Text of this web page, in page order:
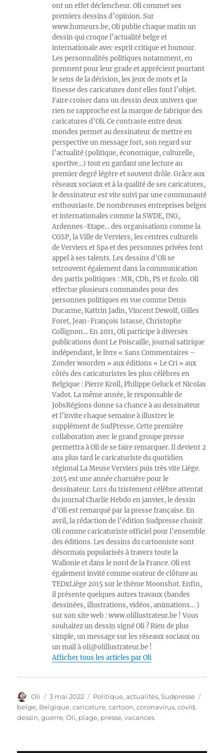
ont un effet déclencheur. Oli commet ses
premiers dessins d’opinion. Sur
www.humeurs.be, Oli publie chaque matin un
dessin qui croque l’actualité belge et
internationale avec esprit critique et humour.
Les personnalités politiques notamment, en
prennent pour leur grade et apprécient pourtant
le sens de la dérision, les jeux de mots et la
finesse des caricatures dont elles font l’objet.
Faire croiser dans un dessin deux univers que
rien ne rapproche est la marque de fabrique des
caricatures d’Oli. Ce contraste entre deux
mondes permet au dessinateur de mettre en
perspective un message fort, son regard sur
l’actualité (politique, économique, culturelle,
sportive…) tout en gardant une lecture au
premier degré légère et souvent drôle. Grâce aux
réseaux sociaux et à la qualité de ses caricatures,
le dessinateur est vite suivi par une communauté
enthousiaste. De nombreuses entreprises belges
et internationales comme la SWDE, ING,
Ardennes-Etape… des organisations comme la
CGSP, la Ville de Verviers, les centres culturels
de Verviers et Spa et des personnes privées font
appel à ses talents. Les dessins d’Oli se
retrouvent également dans la communication
des partis politiques : MR, CDh, PS et Ecolo. Oli
effectue plusieurs commandes pour des
personnes politiques en vue comme Denis
Ducarme, Kattrin Jadin, Vincent Dewolf, Gilles
Foret, Jean-François Istasse, Christophe
Collignon… En 2011, Oli participe à diverses
publications dont Le Poiscaille, journal satirique
indépendant, le livre « Sans Commentaires –
Zonder woorden » aux éditions « Le Cri » aux
côtés des caricaturistes les plus célèbres en
Belgique : Pierre Kroll, Philippe Geluck et Nicolas
Vadot. La même année, le responsable de
JobsRégions donne sa chance à au dessinateur
et l’invite chaque semaine à illustrer le
supplément de SudPresse. Cette première
collaboration avec le grand groupe presse
permettra à Oli de se faire remarquer. Il devient 2
ans plus tard le caricaturiste du quotidien
régional La Meuse Verviers puis très vite Liège.
2015 est une année charnière pour le
dessinateur. Lors du tristement célèbre attentat
du journal Charlie Hebdo en janvier, le dessin
d’Oli est remarqué par la presse française. En
avril, la rédaction de l’édition Sudpresse choisit
Oli comme caricaturiste officiel pour l’ensemble
des éditions. Les dessins du cartooniste sont
désormais popularisés à travers toute la
Wallonie et dans le nord de la France. Oli est
également invité comme orateur de clôture au
TEDxLiège 2015 sur le thème Moonshot. Enfin,
il présente quelques autres travaux (bandes
dessinées, illustrations, vidéos, animations… )
sur son site web : www.olillustrateur.be ! Vous
souhaitez un dessin signé Oli ? Rien de plus
simple, un message sur les réseaux sociaux ou
un mail à oli@olillustrateur.be !
Afficher tous les articles par Oli
Auteur
Oli
Publié
le
3 mai 2022 Catégories
Politique, actualités,Sudpresse
belge, Belgique,caricature,cartoon,coronavirus,covid,
dessin,guerre,Oli, plage, presse,vacances